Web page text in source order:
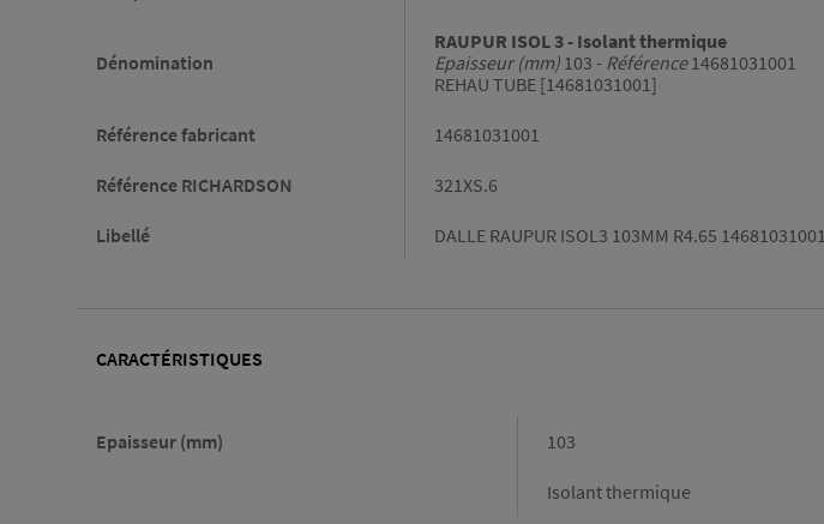
Dénomination
RAUPUR ISOL 3 - Isolant thermique
Epaisseur (mm) 103 - Référence14681031001
REHAU TUBE [14681031001]
Référence fabricant 14681031001
Référence RICHARDSON 321XS.6
Libellé DALLE RAUPUR ISOL3 103MM R4.65 14681031001
CARACTÉRISTIQUES
Epaisseur (mm) 103
Isolant thermique